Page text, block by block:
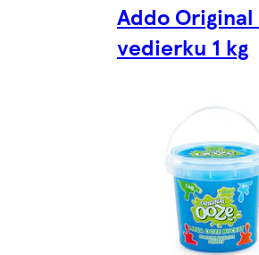
Addo Original
vedierku 1 kg